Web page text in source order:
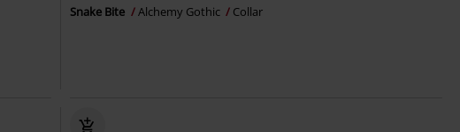
Snake Bite Alchemy Gothic Collar